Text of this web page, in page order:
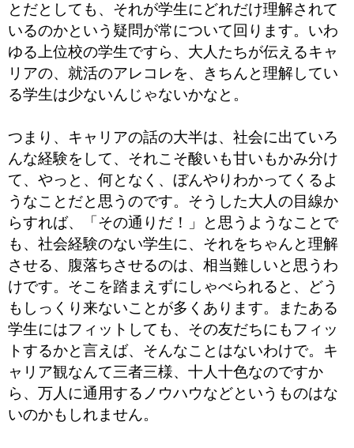
とだとしても、それが学生にどれだけ理解されて
いるのかという疑問が常について回ります。いわ
ゆる上位校の学生ですら、大人たちが伝えるキャ
リアの、就活のアレコレを、きちんと理解してい
る学生は少ないんじゃないかなと。
つまり、キャリアの話の大半は、社会に出ていろ
んな経験をして、それこそ酸いも甘いもかみ分け
て、やっと、何となく、ぼんやりわかってくるよ
うなことだと思うのです。そうした大人の目線か
らすれば、「その通りだ！」と思うようなことで
も、社会経験のない学生に、それをちゃんと理解
させる、腹落ちさせるのは、相当難しいと思うわ
けです。そこを踏まえずにしゃべられると、どう
もしっくり来ないことが多くあります。またある
学生にはフィットしても、その友だちにもフィッ
トするかと言えば、そんなことはないわけで。キ
ャリア観なんて三者三様、十人十色なのですか
ら、万人に通用するノウハウなどというものはな
いのかもしれません。